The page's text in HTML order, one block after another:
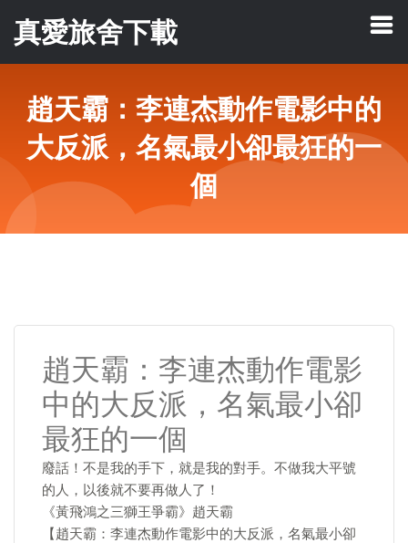
真愛旅舍下載
趙天霸：李連杰動作電影中的
大反派，名氣最小卻最狂的一
個
趙天霸：李連杰動作電影
中的大反派，名氣最小卻
最狂的一個
廢話！不是我的手下，就是我的對手。不做我大平號
的人，以後就不要再做人了！
《黃飛鴻之三獅王爭霸》趙天霸
【趙天霸：李連杰動作電影中的大反派，名氣最小卻